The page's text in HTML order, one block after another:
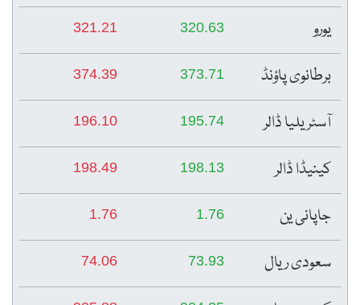
یورو 320.63
321.21
برطانوی پاؤنڈ 373.71
374.39
آسٹریلیا ڈالر 195.74
196.10
کینیڈا ڈالر 198.13
198.49
جاپانی ین 1.76
1.76
سعودی ریال 73.93
74.06